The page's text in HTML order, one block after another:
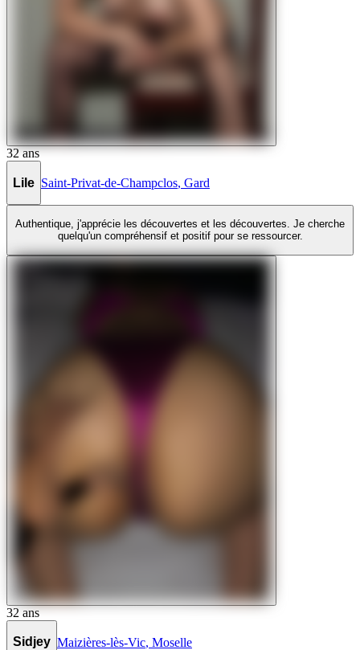
32 ans
Lile Saint-Privat-de-Champclos, Gard
Authentique, j'apprécie les découvertes et les découvertes. Je cherche
quelqu'un compréhensif et positif pour se ressourcer.
32 ans
Sidjey Maizières-lès-Vic Moselle